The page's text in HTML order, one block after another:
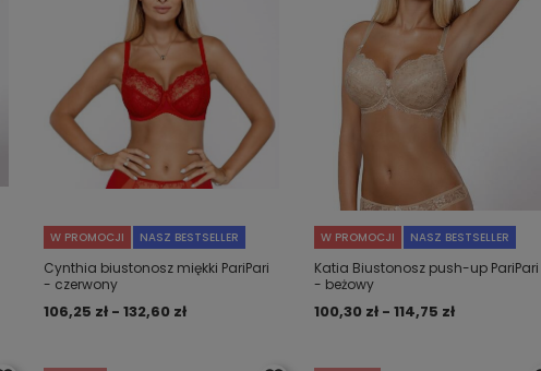
W PROMOCJI NASZ BESTSELLER
Cynthia biustonosz miękki PariPari
- czerwony
106,25 zł - 132,60 zł
W PROMOCJI NASZ BESTSELLER
Katia Biustonosz push-up PariPari
- beżowy
100,30 zł - 114,75 zł